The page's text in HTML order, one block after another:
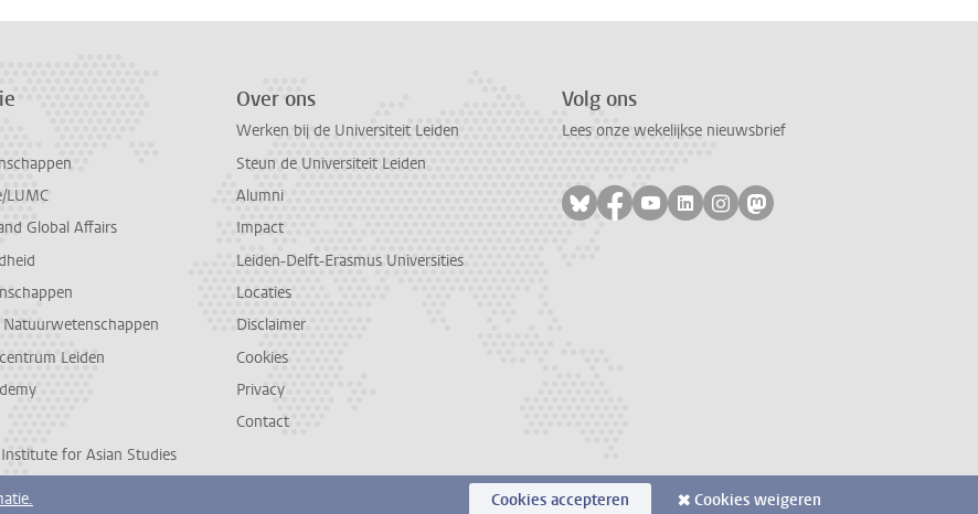
LUMC
Global Affairs
Leiden
for Asian Studies
Over ons
Werken bij de Universiteit Leiden
Steun de Universiteit Leiden
Alumni
Impact
Leiden-Delft-Erasmus Universities
Locaties
Disclaimer
Cookies
Privacy
Contact
Volg ons
Lees onze wekelijkse nieuwsbrief
Volg ons op bluesky
Volg ons op facebook
Volg ons op youtube
Volg ons op linkedin
Volg ons op instagram
Volg ons op mastodon
Cookies accepteren Cookies weigeren